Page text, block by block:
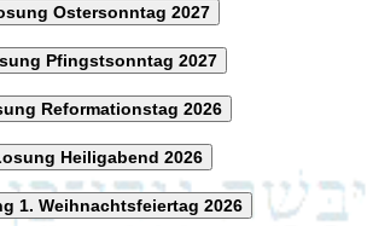
Ostersonntag 2027
Pfingstsonntag 2027
Reformationstag 2026
Heiligabend 2026
1. Weihnachtsfeiertag 2026